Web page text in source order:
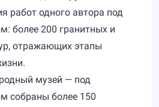
работ одного автора под
более 200 гранитных и
отражающих этапы
музей — под
собраны более 150